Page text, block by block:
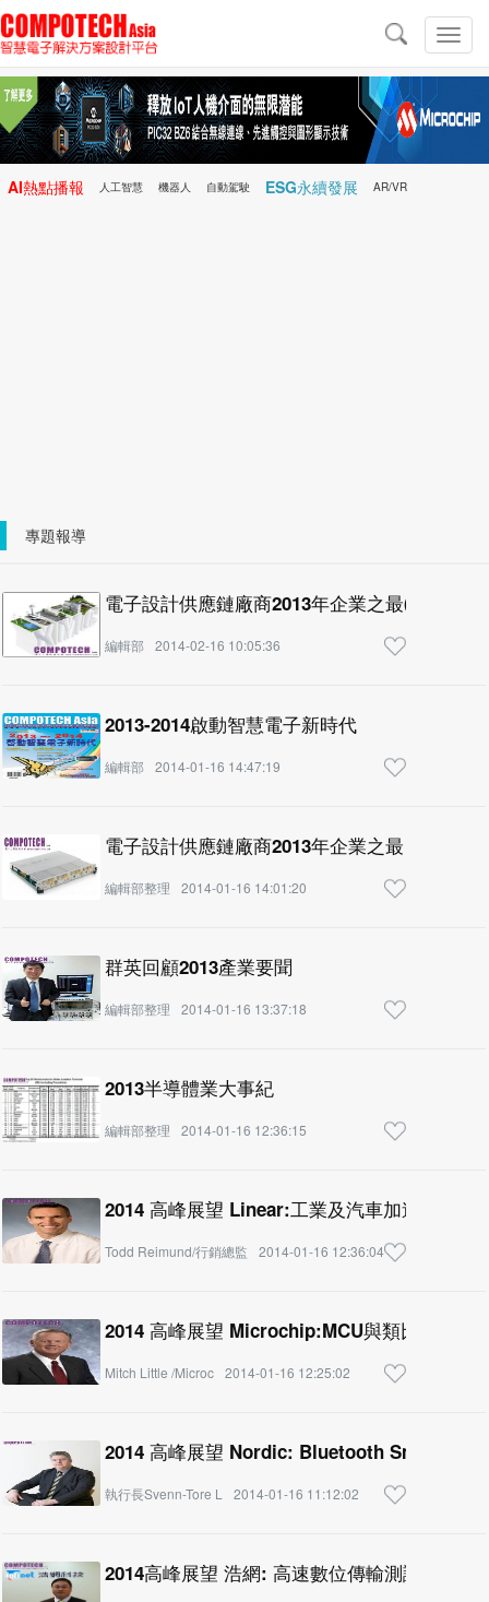
切
換
導
航
AI熱點播報 人工智慧 機器人 自動駕駛 ESG永續發展 AR/VR
專題報導
電子設計供應鏈廠商2013年企業之最(下)
編輯部 2014-02-16 10:05:36
2013-2014啟動智慧電子新時代
編輯部 2014-01-16 14:47:19
電子設計供應鏈廠商2013年企業之最
編輯部整理 2014-01-16 14:01:20
群英回顧2013產業要聞
編輯部整理 2014-01-16 13:37:18
2013半導體業大事紀
編輯部整理 2014-01-16 12:36:15
2014 高峰展望 Linear:工業及汽車加速成長
Todd Reimund/行銷總監 2014-01-16 12:36:04
2014 高峰展望 Microchip:MCU與類比半
Mitch Little /Microc 2014-01-16 12:25:02
2014 高峰展望 Nordic: Bluetooth Smart
執行長Svenn-Tore L 2014-01-16 11:12:02
2014高峰展望 浩網: 高速數位傳輸測試的新挑